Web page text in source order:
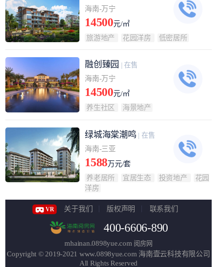
海南-万宁
14500元/㎡
旅游地产
花园洋房 低密居所
融创臻园 | 在售
海南-万宁
14500元/㎡
养生社区
海景地产
绿城海棠潮鸣 | 在售
海南-三亚
1588万元/套
养老居所
宜居生态 投资地产
花园
洋房
VR 关于我们 版权声明 联系我们
400-6606-890
mhainan.0898yue.com 阅房网
Copyright © 2019-2021 www.0898yue.com 海南壹云科技有限公司
All Rights Reserved